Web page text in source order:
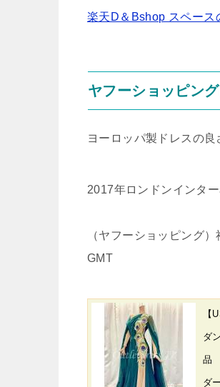
楽天D＆Bshop スペース
ヤフーショッピン
ヨーロッパ製ドレスの
2017年ロンドンインタ
（ヤフーショッピング
GMT
【
ダ
品
ダ